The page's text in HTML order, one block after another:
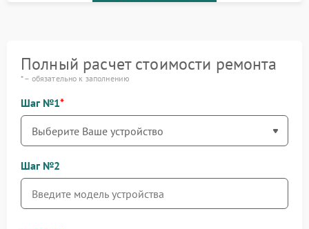
Полный расчет стоимости ремонта
* – обязательно к заполнению
Шаг №1
Шаг №2